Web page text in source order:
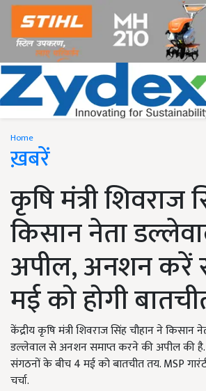
Home
ख़बरें
कृषि मंत्री शिवराज
किसान नेता
अपील, अनशन करें
मई को होगी
केंद्रीय कृषि मंत्री शिवराज सिंह चौहान ने किसान
डल्लेवाल से अनशन समाप्त करने की अपील की
संगठनों के बीच 4 मई को बातचीत तय. MSP
चर्चा.